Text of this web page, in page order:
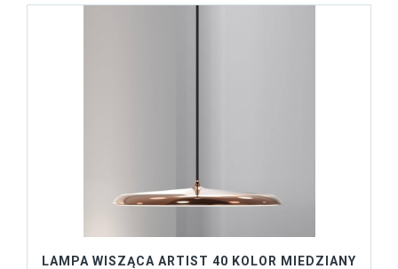
LAMPA WISZĄCA ARTIST 40 KOLOR MIEDZIANY